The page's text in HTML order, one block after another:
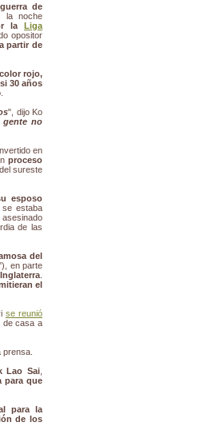
de
noche
la Liga
opositor
partir de
color rojo,
30 años
", dijo Ko
gente no
en
proceso
del sureste
esposo
estaba
de las
del
en parte
el
se reunió
de casa a
prensa.
Lao Sai
para que
para la
de los